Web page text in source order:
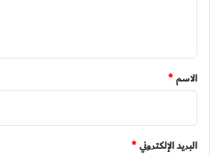
*
الاسم*
البريد الإلكتروني*